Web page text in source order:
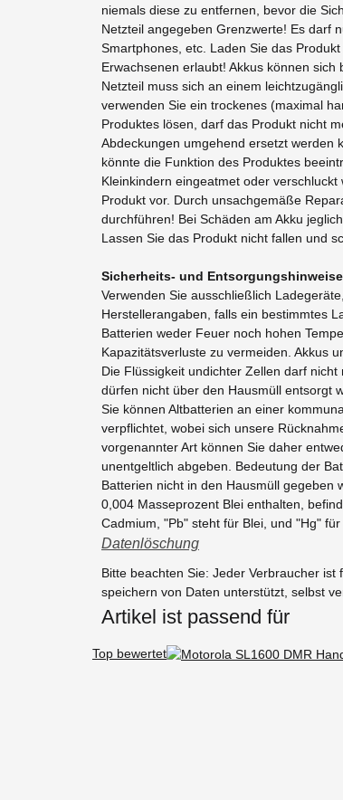
niemals diese zu entfernen, bevor die
Netzteil angegeben Grenzwerte! Es darf
Smartphones, etc. Laden Sie das
Erwachsenen erlaubt! Akkus können
Netzteil muss sich an einem
verwenden Sie ein trockenes (maximal
Produktes lösen, darf das Produkt nicht
Abdeckungen umgehend ersetzt werden
könnte die Funktion des Produktes
Kleinkindern eingeatmet oder
Produkt vor. Durch unsachgemäße
durchführen! Bei Schäden am Akku
Lassen Sie das Produkt nicht fallen und
Sicherheits- und
Verwenden Sie ausschließlich
Herstellerangaben, falls ein bestimmtes
Batterien weder Feuer noch hohen
Kapazitätsverluste zu vermeiden. Akkus
Die Flüssigkeit undichter Zellen darf
dürfen nicht über den Hausmüll entsorgt
Sie können Altbatterien an einer
verpflichtet, wobei sich unsere
vorgenannter Art können Sie daher
unentgeltlich abgeben. Bedeutung der
Batterien nicht in den Hausmüll gegeben
0,004 Masseprozent Blei enthalten,
Cadmium, "Pb" steht für Blei, und "Hg" für
Datenlöschung
Bitte beachten Sie: Jeder Verbraucher
speichern von Daten unterstützt, selbst
Artikel ist passend für
Top bewertet